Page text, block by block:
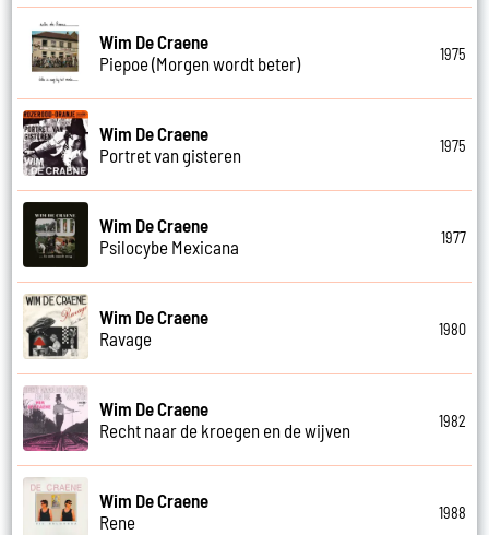
Wim De Craene
Piepoe (Morgen wordt beter)
1975
Wim De Craene
Portret van gisteren
1975
Wim De Craene
Psilocybe Mexicana
1977
Wim De Craene
Ravage
1980
Wim De Craene
Recht naar de kroegen en de wijven
1982
Wim De Craene
Rene
1988